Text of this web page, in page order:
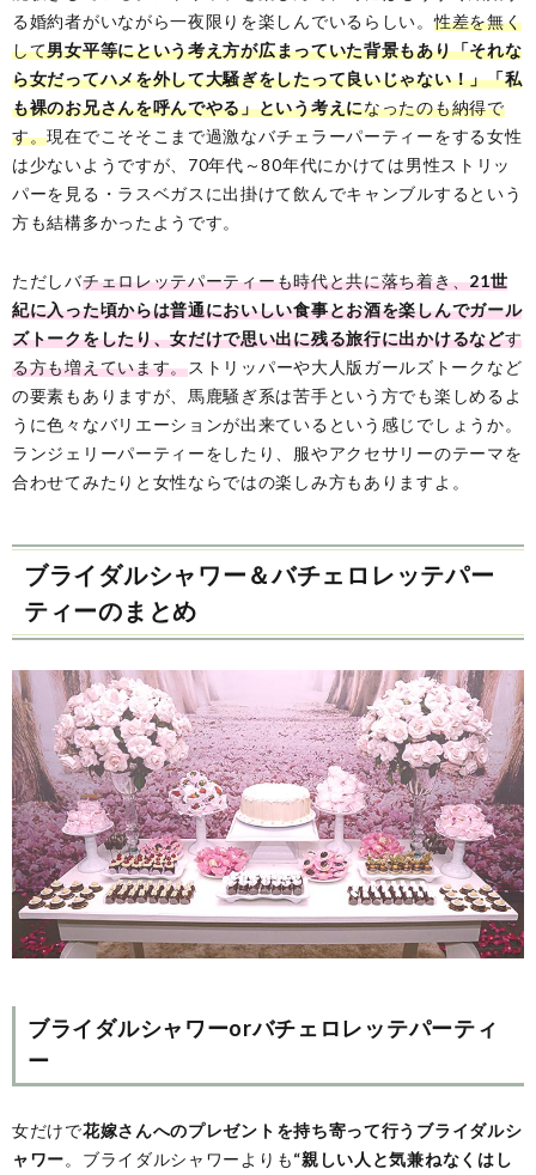
る婚約者がいながら一夜限りを楽しんでいるらしい。性差を無く
して男女平等にという考え方が広まっていた背景もあり「それな
ら女だってハメを外して大騒ぎをしたって良いじゃない！」「私
も裸のお兄さんを呼んでやる」という考えになったのも納得で
す。現在でこそそこまで過激なバチェラーパーティーをする女性
は少ないようですが、70年代～80年代にかけては男性ストリッ
パーを見る・ラスベガスに出掛けて飲んでキャンブルするという
方も結構多かったようです。
ただしバチェロレッテパーティーも時代と共に落ち着き、21世
紀に入った頃からは普通においしい食事とお酒を楽しんでガール
ズトークをしたり、女だけで思い出に残る旅行に出かけるなどす
る方も増えています。ストリッパーや大人版ガールズトークなど
の要素もありますが、馬鹿騒ぎ系は苦手という方でも楽しめるよ
うに色々なバリエーションが出来ているという感じでしょうか。
ランジェリーパーティーをしたり、服やアクセサリーのテーマを
合わせてみたりと女性ならではの楽しみ方もありますよ。
ブライダルシャワー＆バチェロレッテパー
ティーのまとめ
ブライダルシャワーorバチェロレッテパーティ
ー
女だけで花嫁さんへのプレゼントを持ち寄って行うブライダルシ
ャワー。ブライダルシャワーよりも“親しい人と気兼ねなくはし